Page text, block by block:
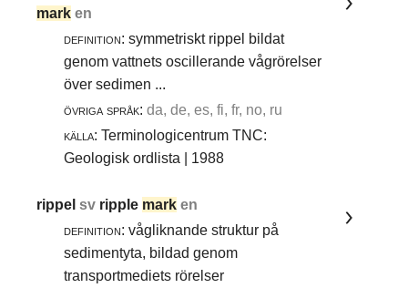
mark en
definition: symmetriskt rippel bildat
genom vattnets oscillerande vågrörelser
över sedimen ...
övriga språk: da, de, es, fi, fr, no, ru
källa: Terminologicentrum TNC:
Geologisk ordlista | 1988
rippelsv ripple mark en
definition: vågliknande struktur på
sedimentyta, bildad genom
transportmediets rörelser